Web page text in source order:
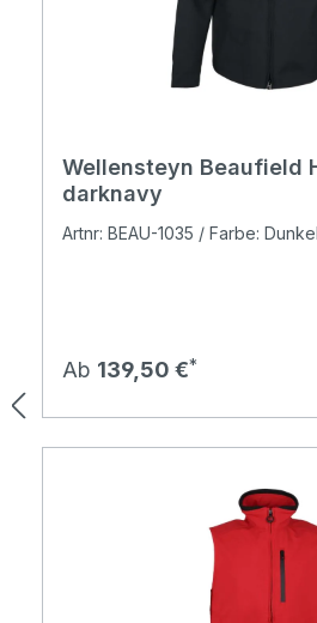
Wellensteyn Beaufield
darknavy
Artnr: BEAU-1035 / Farbe:
Regulärer Preis:
Ab 139,50 €